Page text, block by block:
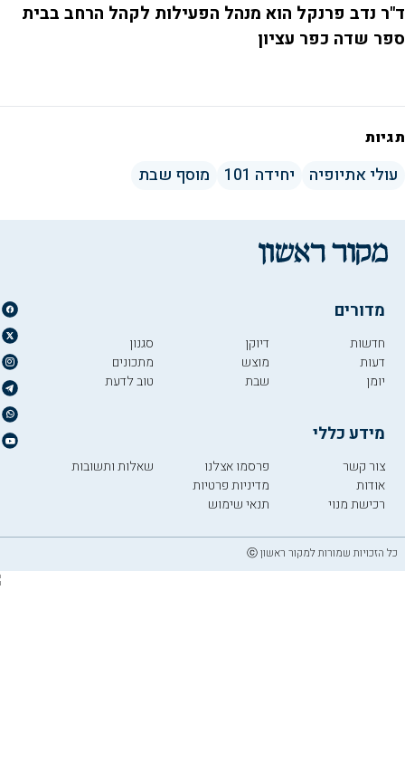
ד"ר נדב פרנקל הוא מנהל הפעילות לקהל הרחב בבית
ספר שדה כפר עציון
תגיות
עולי אתיופיה יחידה 101 מוסף שבת
מדורים
חדשות
דעות
יומן
דיוקן
מוצש
שבת
סגנון
מתכונים
טוב לדעת
מידע כללי
צור קשר
אודות
רכישת מנוי
פרסמו אצלנו
מדיניות פרטיות
תנאי שימוש
שאלות ותשובות
כל הזכויות שמורות למקור ראשון ⓒ